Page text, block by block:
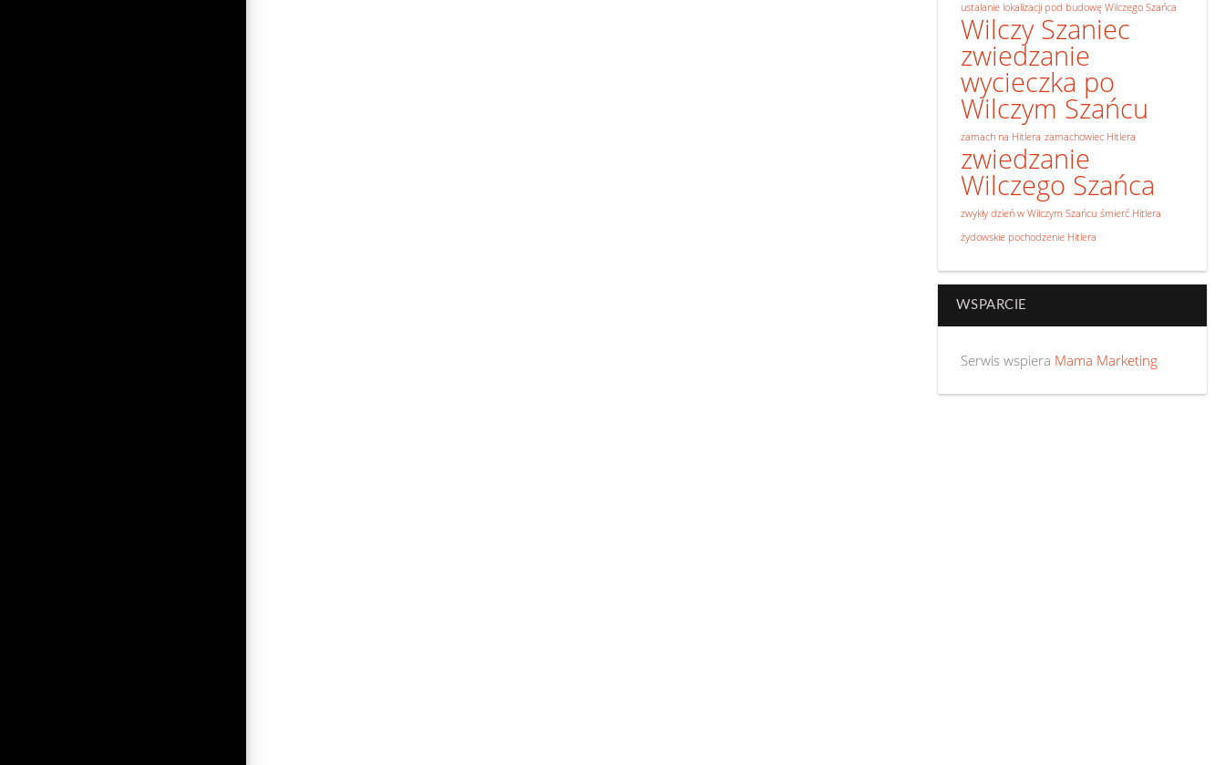
ustalanie lokalizacji pod budowę Wilczego Szańca
Wilczy Szaniec
zwiedzanie
wycieczka po
Wilczym Szańcu
zamach na Hitlera zamachowiec Hitlera
zwiedzanie
Wilczego Szańca
zwykły dzień w Wilczym Szańcu śmierć Hitlera
żydowskie pochodzenie Hitlera
WSPARCIE
Serwis wspiera Mama Marketing